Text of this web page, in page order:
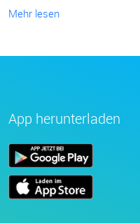
Mehr lesen
App herunterladen